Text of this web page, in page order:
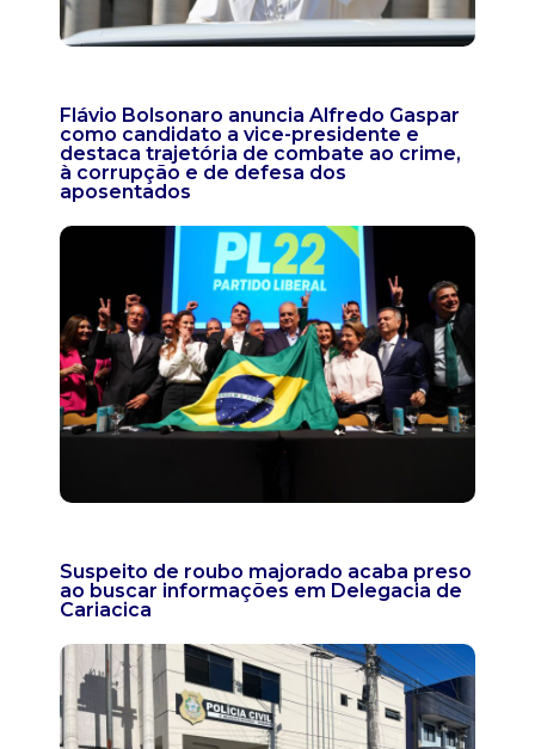
Flávio Bolsonaro anuncia Alfredo Gaspar
como candidato a vice-presidente e
destaca trajetória de combate ao crime,
à corrupção e de defesa dos
aposentados
Suspeito de roubo majorado acaba preso
ao buscar informações em Delegacia de
Cariacica